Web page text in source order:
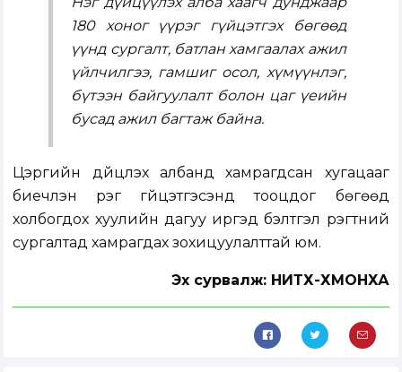
180 хоног үүрэг гүйцэтгэх бөгөөд
үүнд сургалт, батлан хамгаалах ажил
үйлчилгээ, гамшиг осол, хүмүүнлэг,
бүтээн байгуулалт болон цаг үеийн
бусад ажил багтаж байна.
Цэргийн дүйцүүлэх албанд хамрагдсан хугацааг
биечлэн үүрэг гүйцэтгэсэнд тооцдог бөгөөд
холбогдох хуулийн дагуу иргэд бэлтгэл үүрэгтний
сургалтад хамрагдах зохицуулалттай юм.
Эх сурвалж: НИТХ-ХМОНХА